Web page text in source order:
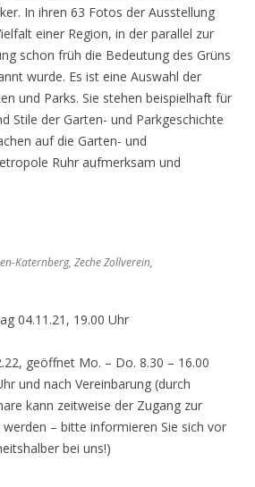
In ihren 63 Fotos der Ausstellung
einer Region, in der parallel zur
schon früh die Bedeutung des Grüns
wurde. Es ist eine Auswahl der
und Parks. Sie stehen beispielhaft für
Stile der Garten- und Parkgeschichte
auf die Garten- und
Ruhr aufmerksam und
Katernberg, Zeche Zollverein,
04.11.21, 19.00 Uhr
geöffnet Mo. – Do. 8.30 – 16.00
und nach Vereinbarung (durch
kann zeitweise der Zugang zur
– bitte informieren Sie sich vor
bei uns!)